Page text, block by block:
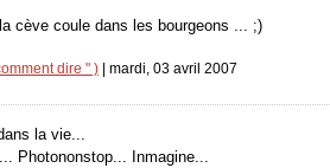
cève coule dans les bourgeons ... ;)
dire " ) | mardi, 03 avril 2007
la vie...
Photononstop... Inmagine...